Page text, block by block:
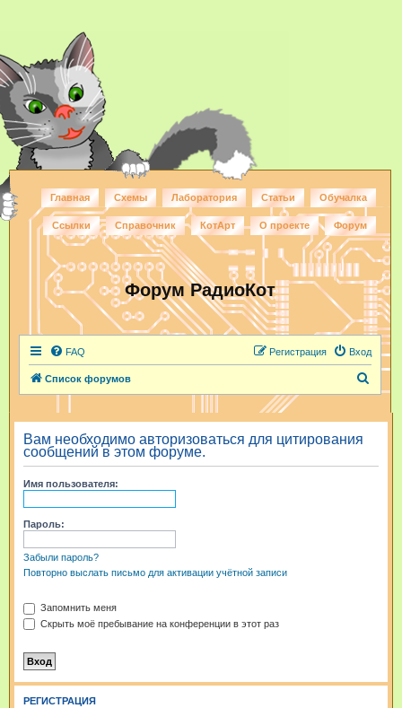
Главная Схемы Лаборатория Статьи Обучалка
Ссылки Справочник КотАрт О проекте Форум
Форум РадиоКот
FAQ Вход
Регистрация
Список форумов
и
к
Вам необходимо авторизоваться для цитирования
сообщений в этом форуме.
Имя пользователя:
Пароль:
Забыли пароль?
Повторно выслать письмо для активации учётной записи
Запомнить меня
Скрыть моё пребывание на конференции в этот раз
РЕГИСТРАЦИЯ